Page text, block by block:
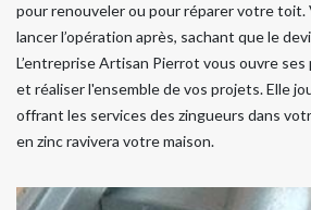
pour renouveler ou pour réparer votre toit.
lancer l’opération après, sachant que le
L’entreprise Artisan Pierrot vous ouvre
et réaliser l'ensemble de vos projets. Elle
offrant les services des zingueurs dans
en zinc ravivera votre maison.